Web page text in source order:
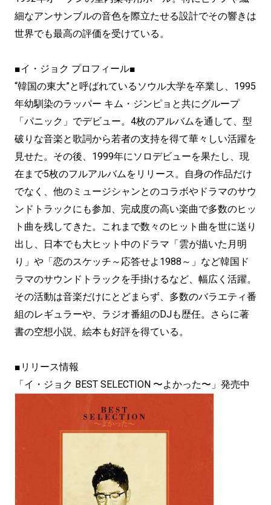
細なアンサンブルの音色を際立たせる設計でその響きは
世界でも最高の評価を受けている。
■イ・ジョク プロフィール■
“韓国の東大”と呼ばれているソウル大学を卒業し、1995
年幼馴染のラッパー キム・ジンピョと共にグループ
「パニック」でデビュー。4枚のアルバムを通して、型
破りな音楽と歌詞から若者の支持を得て華々しい活躍を
見せた。その後、1999年にソロデビューを果たし、現
在まで5枚のフルアルバムをリリース。自身の作品だけ
でなく、他のミュージシャンとのコラボやドラマのサウ
ンドトラックにも参加、完成度の高い楽曲で多数のヒッ
ト曲を残してきた。これまで数々のヒット曲を世に送り
出し、日本でも大ヒット中のドラマ「雲が描いた月明
り」や「恋のスケッチ～応答せよ1988～」など韓国ド
ラマのサウンドトラックを手掛けるなど、幅広く活躍。
その活動は音楽だけにとどまらず、多数のバラエティ番
組のレギュラーや、ラジオ番組のDJも歴任。さらに著
書の空想小説、絵本も好評を得ている。
■リリース情報
「イ・ジョク BEST SELECTION 〜よかった〜」発売中